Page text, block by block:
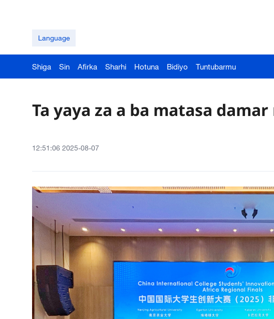
Language
Shiga Sin Afirka Sharhi Hotuna Bidiyo Tuntubarmu
Ta yaya za a ba matasa
12:51:06 2025-08-07